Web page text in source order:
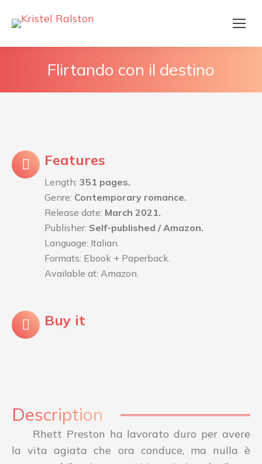
Flirtando con il destino
Features
Length: 351 pages.
Genre: Contemporary romance.
Release date: March 2021.
Publisher: Self-published / Amazon.
Language: Italian.
Formats: Ebook + Paperback.
Available at: Amazon.
Buy it
Description
Rhett Preston ha lavorato duro per avere
la vita agiata che ora conduce, ma nulla è